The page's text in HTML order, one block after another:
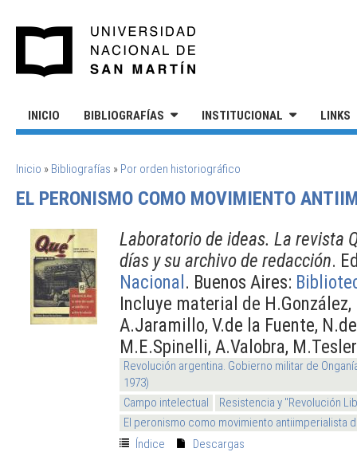
INICIO BIBLIOGRAFÍAS INSTITUCIONAL LINKS
SE ENCUENTRA USTED AQUÍ
Inicio » Bibliografías » Por orden historiográfico
EL PERONISMO COMO MOVIMIENTO
Laboratorio de ideas. La revista
días y su archivo de redacción.
Nacional. Buenos Aires:
Incluye material de H.González,
A.Jaramillo, V.de la Fuente,
M.E.Spinelli, A.Valobra, M.Tesler
Revolución argentina. Gobierno militar de
1973)
Campo intelectual
Resistencia y "Revolución
El peronismo como movimiento antiimperialista
Índice
Descargas